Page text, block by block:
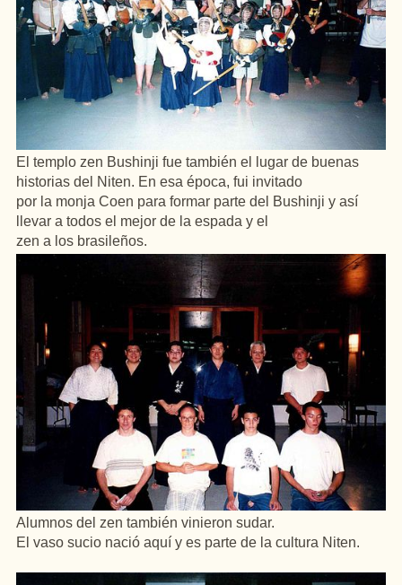
El templo zen Bushinji fue también el lugar de buenas
historias del Niten. En esa época, fui invitado
por la monja Coen para formar parte del Bushinji y así
llevar a todos el mejor de la espada y el
zen a los brasileños.
Alumnos del zen también vinieron sudar.
El vaso sucio nació aquí y es parte de la cultura Niten.